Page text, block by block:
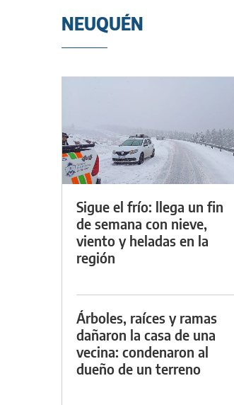
NEUQUÉN
Sigue el frío: llega un fin
de semana con nieve,
viento y heladas en la
región
Árboles, raíces y ramas
dañaron la casa de una
vecina: condenaron al
dueño de un terreno